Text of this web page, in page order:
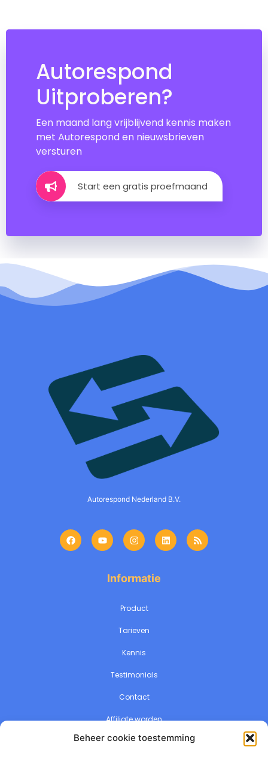
Beheer cookie toestemming
Autorespond
Uitproberen?
Een maand lang vrijblijvend kennis maken
met Autorespond en nieuwsbrieven
versturen
Start een gratis proefmaand
Autorespond Nederland B.V.
Informatie
Product
Tarieven
Kennis
Testimonials
Contact
Affiliate worden
Release kalender